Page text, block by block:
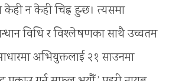
केही न केही चिह्न हुन्छ। त्यसमा
विधि र विश्लेषणका साथै उच्चतम
अभियुक्तलाई २१ साउनमा